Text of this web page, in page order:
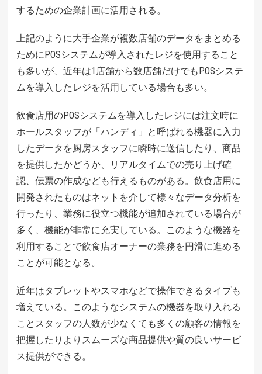
するための企業計画に活用される。
上記のように大手企業が複数店舗のデータをまとめる
ためにPOSシステムが導入されたレジを使用すること
も多いが、近年は1店舗から数店舗だけでもPOSシステ
ムを導入したレジを活用している場合も多い。
飲食店用のPOSシステムを導入したレジには注文時に
ホールスタッフが「ハンディ」と呼ばれる機器に入力
したデータを厨房スタッフに瞬時に送信したり、商品
を提供したかどうか、リアルタイムでの売り上げ確
認、伝票の作成なども行えるものがある。飲食店用に
開発されたものはネットを介して様々なデータ分析を
行ったり、業務に役立つ機能が追加されている場合が
多く、機能が非常に充実している。このような機器を
利用することで飲食店オーナーの業務を円滑に進める
ことが可能となる。
近年はタブレットやスマホなどで操作できるタイプも
増えている。このようなシステムの機器を取り入れる
ことスタッフの人数が少なくても多くの顧客の情報を
把握したりよりスムーズな商品提供や質の良いサービ
ス提供ができる。